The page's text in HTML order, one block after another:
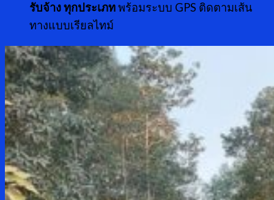
รับจ้าง ทุกประเภทพร้อมระบบ GPS ติดตามเส้น
ทางแบบเรียลไทม์